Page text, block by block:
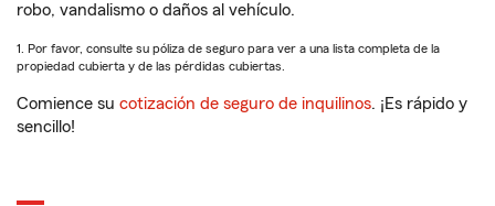
robo, vandalismo o daños al vehículo.
1. Por favor, consulte su póliza de seguro para ver a una lista completa de la
propiedad cubierta y de las pérdidas cubiertas.
Comience su cotización de seguro de inquilinos. ¡Es rápido y
sencillo!